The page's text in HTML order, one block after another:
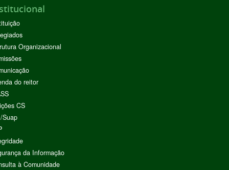
Organizacional
do reitor
CS
Suap
da Informação
à Comunidade